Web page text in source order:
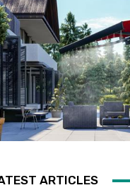
ARTICLES